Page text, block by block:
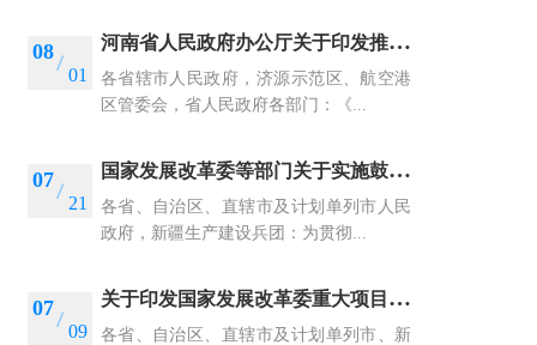
08
01
河
南省人民政府办公厅关于印发推进2025年下半年经济持续向上向好若干政策措施的通知
各省辖市人民政府，济源示范区、航空港
区管委会，省人民政府各部门：《...
07
21
国
家发展改革委等部门关于实施鼓励外商投资企业境内再投资若干措施的通知
各省、自治区、直辖市及计划单列市人民
政府，新疆生产建设兵团：为贯彻...
07
09
关
于印发国家发展改革委重大项目后评价报告编写通用大纲的通知
各省、自治区、直辖市及计划单列市、新